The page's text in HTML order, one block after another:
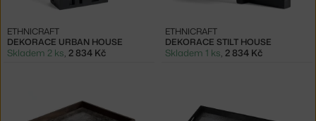
DEKORACE URBAN HOUSE
ETHNICRAFT
Skladem 2 ks, 2 834 Kč
DEKORACE STILT HOUSE
ETHNICRAFT
Skladem 1 ks, 2 834 Kč